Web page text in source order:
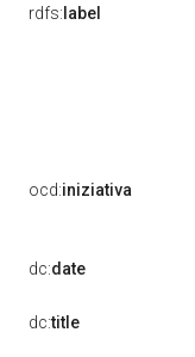
rdfs: label
ocd:iniziativa
dc:date
dc:title